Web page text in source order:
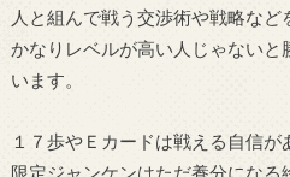
人と組んで戦う交渉術や戦略な
かなりレベルが高い人じゃないと
います。
１７歩やＥカードは戦える自信が
限定ジャンケンはただ養分になる